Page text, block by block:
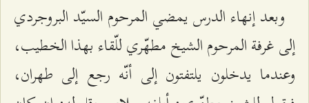
وبعد إنهاء الدرس يمضي المرحوم السيّد البروجردي
إلى غرفة المرحوم الشيخ مطهّري للّقاء بهذا الخطيب،
وعندما يدخلون يلتفتون إلى أنّه رجع إلى طهران،